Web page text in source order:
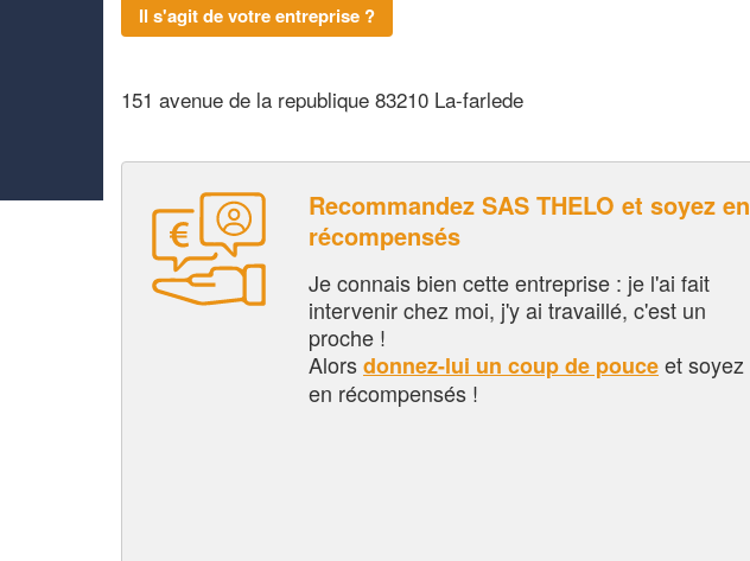
Il s'agit de votre entreprise ?
151 avenue de la republique 83210 La-farlede
Recommandez SAS THELO et soyez en
récompensés
Je connais bien cette entreprise : je l'ai fait
intervenir chez moi, j'y ai travaillé, c'est un
proche !
Alorsdonnez-lui un coup de pouceet soyez
en récompensés !